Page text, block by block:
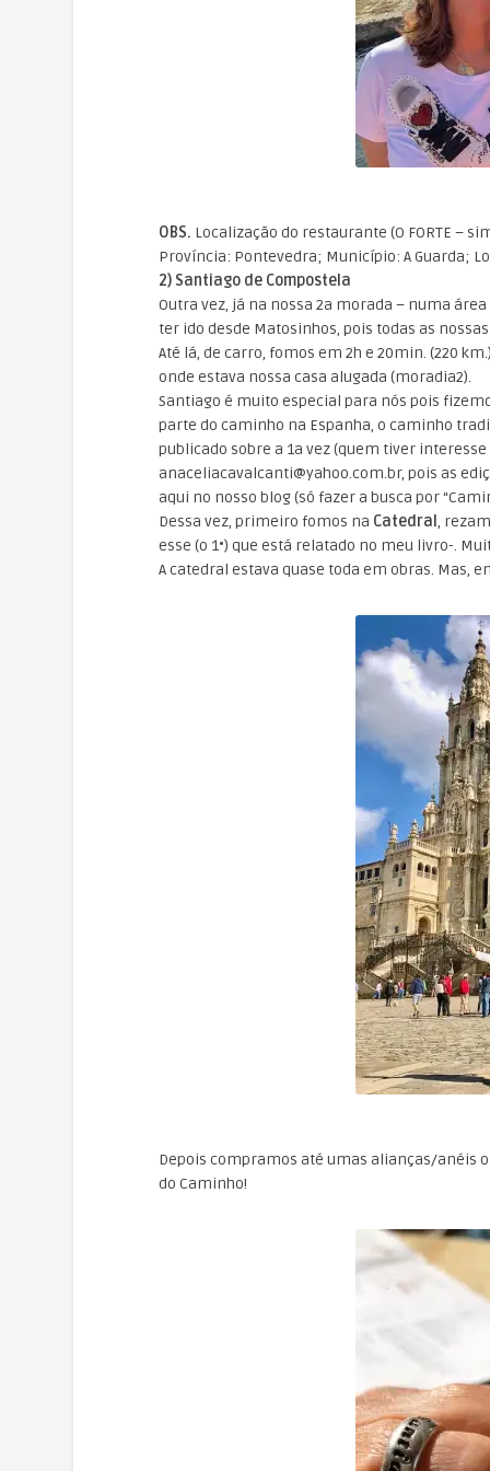
OBS. Localização do restaurante (O FORTE –
Província: Pontevedra; Município: A Guarda;
2) Santiago de Compostela
Outra vez, já na nossa 2a morada – numa
ter ido desde Matosinhos, pois todas as
Até lá, de carro, fomos em 2h e 20min. (220
onde estava nossa casa alugada (moradia2).
Santiago é muito especial para nós pois
parte do caminho na Espanha, o caminho
publicado sobre a 1a vez (quem tiver
anaceliacavalcanti@yahoo.com.br, pois as
aqui no nosso blog (só fazer a busca por
Dessa vez, primeiro fomos na Catedral ,
esse (o 1•) que está relatado no meu livro-.
A catedral estava quase toda em obras. Mas,
Depois compramos até umas alianças/anéis
do Caminho!